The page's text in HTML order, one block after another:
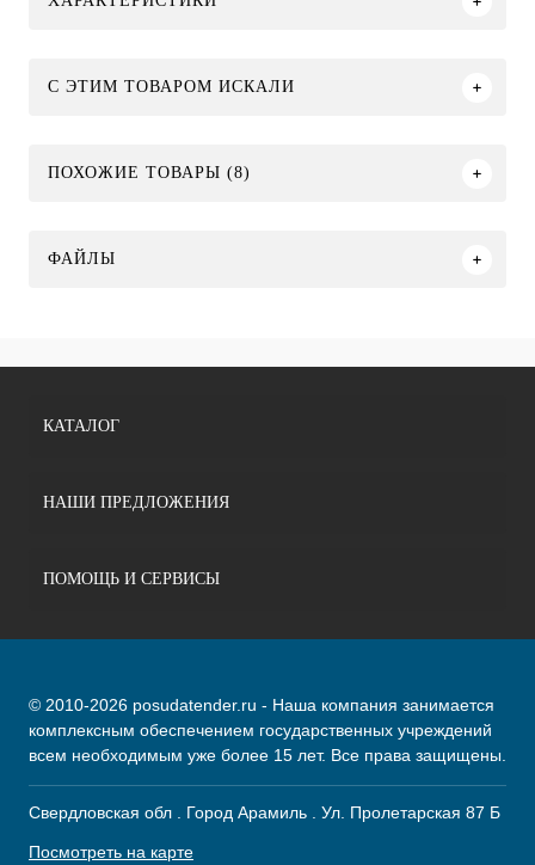
C ЭТИМ ТОВАРОМ ИСКАЛИ
ПОХОЖИЕ ТОВАРЫ (8)
ФАЙЛЫ
КАТАЛОГ
НАШИ ПРЕДЛОЖЕНИЯ
ПОМОЩЬ И СЕРВИСЫ
© 2010-2026 posudatender.ru - Наша компания занимается
комплексным обеспечением государственных учреждений
всем необходимым уже более 15 лет. Все права защищены.
Свердловская обл . Город Арамиль . Ул. Пролетарская 87 Б
Посмотреть на карте